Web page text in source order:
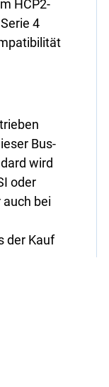
HCP2-
4
Bus-
wird
oder
auch bei
der Kauf